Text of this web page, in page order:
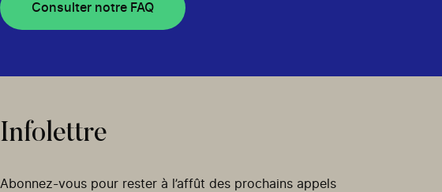
Consulter notre FAQ
Infolettre
Abonnez-vous pour rester à l’affût des prochains appels